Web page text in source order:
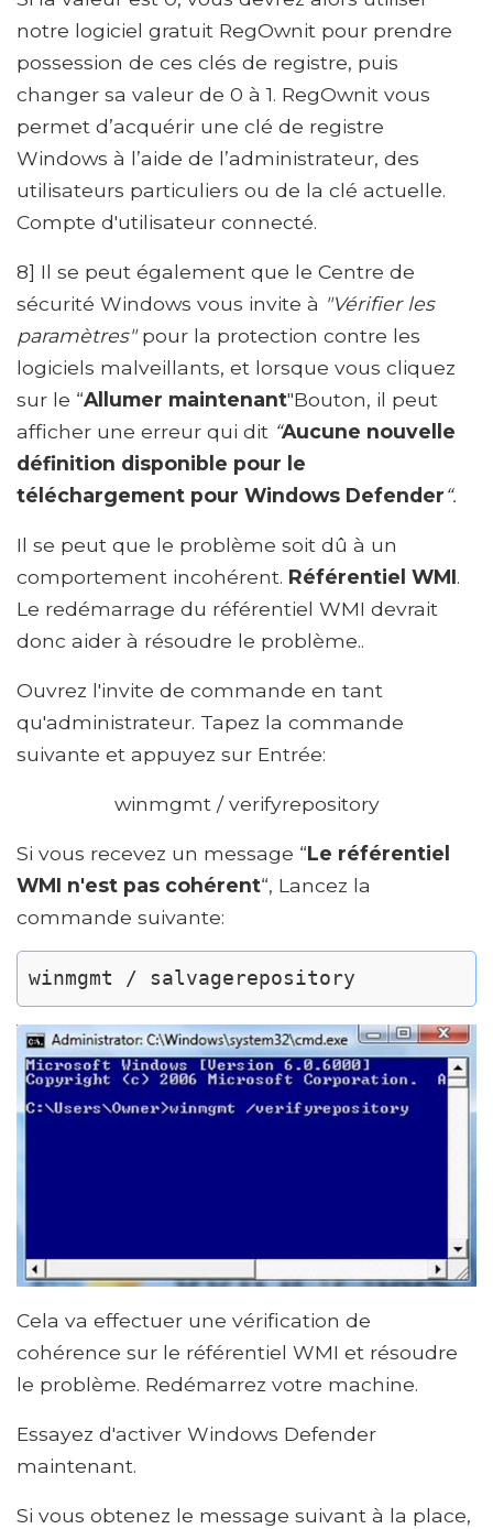
notre logiciel gratuit RegOwnit pour prendre
possession de ces clés de registre, puis
changer sa valeur de 0 à 1. RegOwnit vous
permet d’acquérir une clé de registre
Windows à l’aide de l’administrateur, des
utilisateurs particuliers ou de la clé actuelle.
Compte d'utilisateur connecté.
8] Il se peut également que le Centre de
sécurité Windows vous invite à "Vérifier les
paramètres"pour la protection contre les
logiciels malveillants, et lorsque vous cliquez
sur le “Allumer maintenant"Bouton, il peut
afficher une erreur qui dit “Aucune nouvelle
définition disponible pour le
téléchargement pour Windows Defender“.
Il se peut que le problème soit dû à un
comportement incohérent. Référentiel WMI.
Le redémarrage du référentiel WMI devrait
donc aider à résoudre le problème..
Ouvrez l'invite de commande en tant
qu'administrateur. Tapez la commande
suivante et appuyez sur Entrée:
winmgmt / verifyrepository
Si vous recevez un message “Le référentiel
WMI n'est pas cohérent“, Lancez la
commande suivante:
winmgmt / salvagerepository
Cela va effectuer une vérification de
cohérence sur le référentiel WMI et résoudre
le problème. Redémarrez votre machine.
Essayez d'activer Windows Defender
maintenant.
Si vous obtenez le message suivant à la place,